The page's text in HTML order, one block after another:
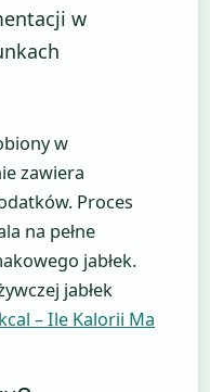
w
w
zawiera
Proces
na pełne
jabłek.
jabłek
– Ile Kalorii Ma